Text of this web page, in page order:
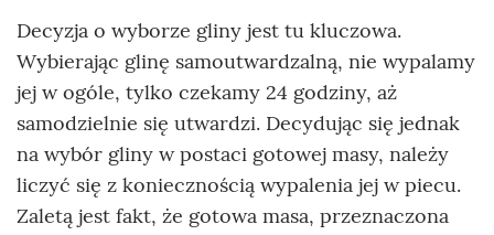
Decyzja o wyborze gliny jest tu kluczowa.
Wybierając glinę samoutwardzalną, nie wypalamy
jej w ogóle, tylko czekamy 24 godziny, aż
samodzielnie się utwardzi. Decydując się jednak
na wybór gliny w postaci gotowej masy, należy
liczyć się z koniecznością wypalenia jej w piecu.
Zaletą jest fakt, że gotowa masa, przeznaczona